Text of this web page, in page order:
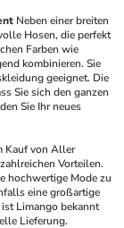
Neben einer breiten
Hosen, die perfekt
Farben wie
kombinieren. Sie
geeignet. Die
Sie sich den ganzen
Sie Ihr neues
Kauf von Aller
Vorteilen.
hochwertige Mode zu
eine großartige
Limango bekannt
Lieferung.